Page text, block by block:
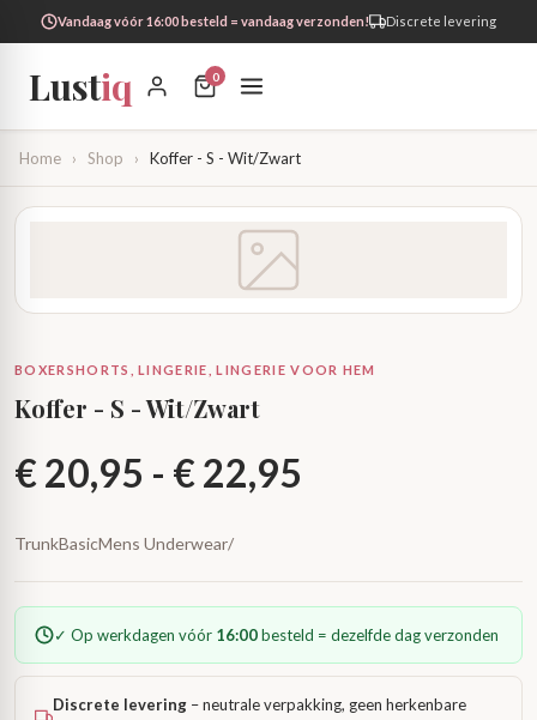
Vandaag vóór 16:00 besteld = vandaag verzonden! Discrete levering
Lustiq 0
Home › Shop › Koffer - S - Wit/Zwart
BOXERSHORTS, LINGERIE, LINGERIE VOOR HEM
Koffer - S - Wit/Zwart
€20,95 - €22,95
tot
€ 22,95
TrunkBasicMens Underwear/
✓ Op werkdagen vóór 16:00besteld = dezelfde dag verzonden
Discrete levering – neutrale verpakking, geen herkenbare